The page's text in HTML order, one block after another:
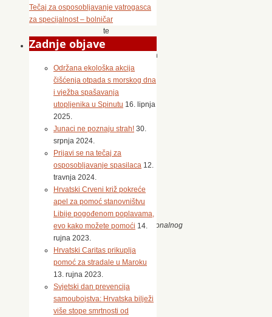
u
zajednici
te
razvoja
drugih pozitivnih
osjećaja
koji
utječu
na
mlade
i
zajednice
cjelini.
Program
je
sastavnica Nacionalnog
a
provodimo ga
suradnji
sa
odgojno-
Tečaj za osposobljavanje vatrogasca
za specijalnost – bolničar
Zadnje objave
Održana ekološka akcija
čišćenja otpada s morskog dna
i vježba spašavanja
utopljenika u Spinutu 16. lipnja
2025.
Junaci ne poznaju strah! 30.
srpnja 2024.
Prijavi se na tečaj za
osposobljavanje spasilaca 12.
travnja 2024.
Hrvatski Crveni križ pokreće
apel za pomoć stanovništvu
Libije pogođenom poplavama,
evo kako možete pomoći 14.
rujna 2023.
Hrvatski Caritas prikuplja
pomoć za stradale u Maroku
13. rujna 2023.
Svjetski dan prevencija
samoubojstva: Hrvatska bilježi
više stope smrtnosti od